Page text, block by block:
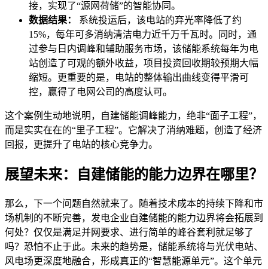
接，实现了“源网荷储”的智能协同。
数据结果：
系统投运后，该电站的弃光率降低了约
15%，每年可多消纳清洁电力近千万千瓦时。同时，通
过参与日内调峰和辅助服务市场，该储能系统每年为电
站创造了可观的额外收益，项目投资回收期较预期大幅
缩短。更重要的是，电站的整体输出曲线变得平滑可
控，赢得了电网公司的高度认可。
这个案例生动地说明，自建储能调峰能力，绝非“面子工程”，
而是实实在在的“里子工程”。它解决了消纳难题，创造了经济
回报，更提升了电站的核心竞争力。
展望未来：自建储能的能力边界在哪里？
那么，下一个问题自然就来了。随着技术成本的持续下降和市
场机制的不断完善，发电企业自建储能的能力边界将会拓展到
何处？仅仅是满足并网要求、进行简单的峰谷套利就足够了
吗？恐怕不止于此。未来的趋势是，储能系统将与光伏电站、
风电场更深度地融合，形成真正的“智慧能源单元”。这个单元